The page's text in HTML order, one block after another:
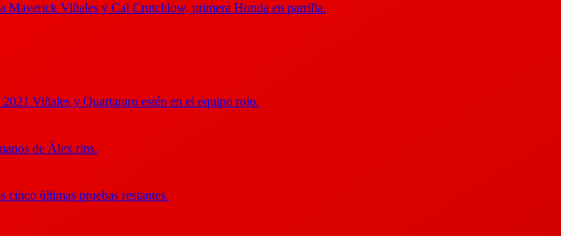
Maverick Viñales y Cal Crutchlow, primera Honda en parrilla.
Viñales y Quartararo estén en el equipo rojo.
de Álex rins.
últimas pruebas restantes.